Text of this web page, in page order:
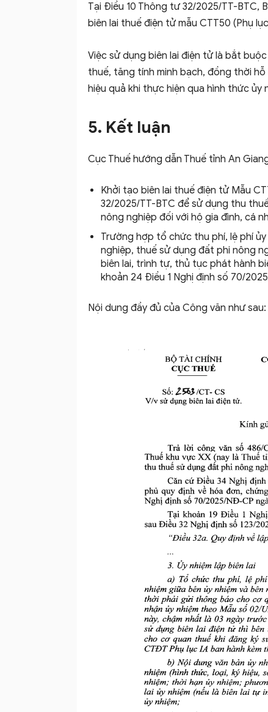
Tại Điều 10 Thông tư 32/2025/TT-BTC,
biên lai thuế điện tử mẫu CTT50 (Phụ
Việc sử dụng biên lai điện tử là bắt
thuế, tăng tính minh bạch, đồng thời
hiệu quả khi thực hiện qua hình thức ủy
5. Kết luận
Cục Thuế hướng dẫn Thuế tỉnh An
Khởi tạo biên lai thuế điện tử Mẫu
32/2025/TT-BTC để sử dụng thu
nông nghiệp đối với hộ gia đình, cá
Trường hợp tổ chức thu phí, lệ phí
nghiệp, thuế sử dụng đất phi nông
biên lai, trình tự, thủ tục phát hành
khoản 24 Điều 1 Nghị định số 70/
Nội dung đầy đủ của Công văn như sau: